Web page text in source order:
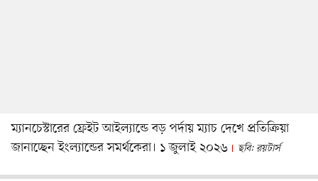
ম্যানচেস্টারের ফ্রেইট আইল্যান্ডে বড় পর্দায় ম্যাচ দেখে প্রতিক্রিয়া
জানাচ্ছেন ইংল্যান্ডের সমর্থকেরা। ১ জুলাই ২০২৬
ছবি: রয়টার্স